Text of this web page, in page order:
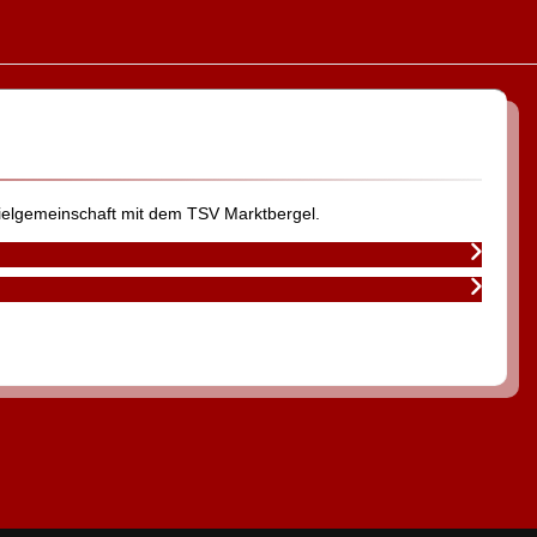
mit dem TSV Marktbergel.